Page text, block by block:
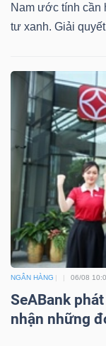
Nam ước tính cần
tư xanh. Giải
NGÂN HÀNG 06/08
SeABank
nhận những